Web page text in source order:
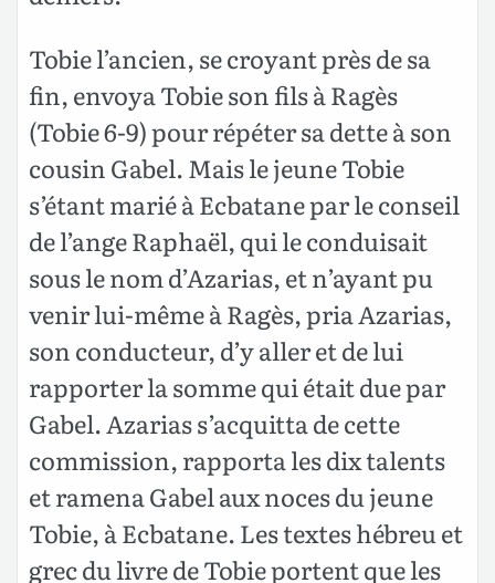
Tobie l’ancien, se croyant près de sa
fin, envoya Tobie son fils à Ragès
(Tobie 6-9) pour répéter sa dette à son
cousin Gabel. Mais le jeune Tobie
s’étant marié à Ecbatane par le conseil
de l’ange Raphaël, qui le conduisait
sous le nom d’Azarias, et n’ayant pu
venir lui-même à Ragès, pria Azarias,
son conducteur, d’y aller et de lui
rapporter la somme qui était due par
Gabel. Azarias s’acquitta de cette
commission, rapporta les dix talents
et ramena Gabel aux noces du jeune
Tobie, à Ecbatane. Les textes hébreu et
grec du livre de Tobie portent que les